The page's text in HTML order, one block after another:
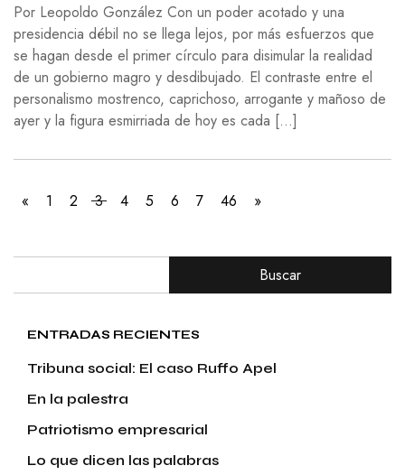
Por Leopoldo González Con un poder acotado y una
presidencia débil no se llega lejos, por más esfuerzos que
se hagan desde el primer círculo para disimular la realidad
de un gobierno magro y desdibujado. El contraste entre el
personalismo mostrenco, caprichoso, arrogante y mañoso de
ayer y la figura esmirriada de hoy es cada […]
« 1 2 3 4 5 6 7 46 »
Buscar
ENTRADAS RECIENTES
Tribuna social: El caso Ruffo Apel
En la palestra
Patriotismo empresarial
Lo que dicen las palabras